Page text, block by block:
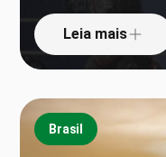
Leia mais
Brasil